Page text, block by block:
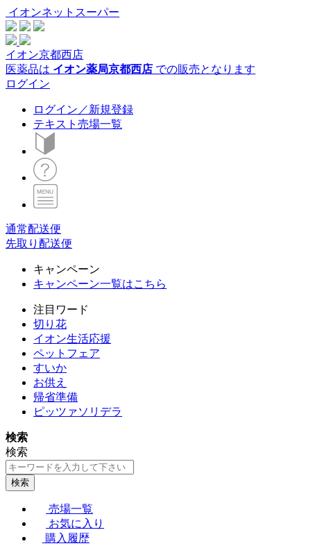
イオンネットスーパー
イオン京都西店
医薬品は イオン薬局京都西店 での販売となります
ログイン
ログイン／新規登録
テキスト売場一覧
通常配送便
先取り配送便
キャンペーン
キャンペーン一覧はこちら
注目ワード
切り花
イオン生活応援
ペットフェア
すいか
お供え
帰省準備
ピッツァソリデラ
検索
検索
検索
売場一覧
お気に入り
購入履歴